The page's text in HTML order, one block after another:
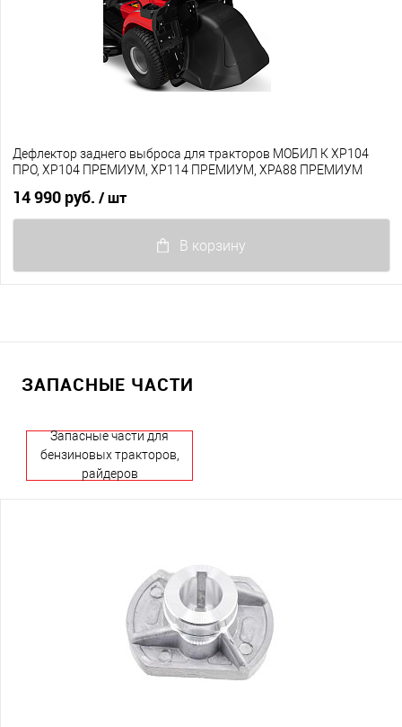
Дефлектор заднего выброса для тракторов МОБИЛ К XP104
ПРО, XP104 ПРЕМИУМ, XP114 ПРЕМИУМ, XPA88 ПРЕМИУМ
14 990 руб. / шт
В корзину
ЗАПАСНЫЕ ЧАСТИ
Запасные части для
бензиновых тракторов,
райдеров